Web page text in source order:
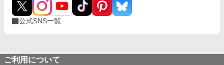
公式SNS一覧
ご利用について